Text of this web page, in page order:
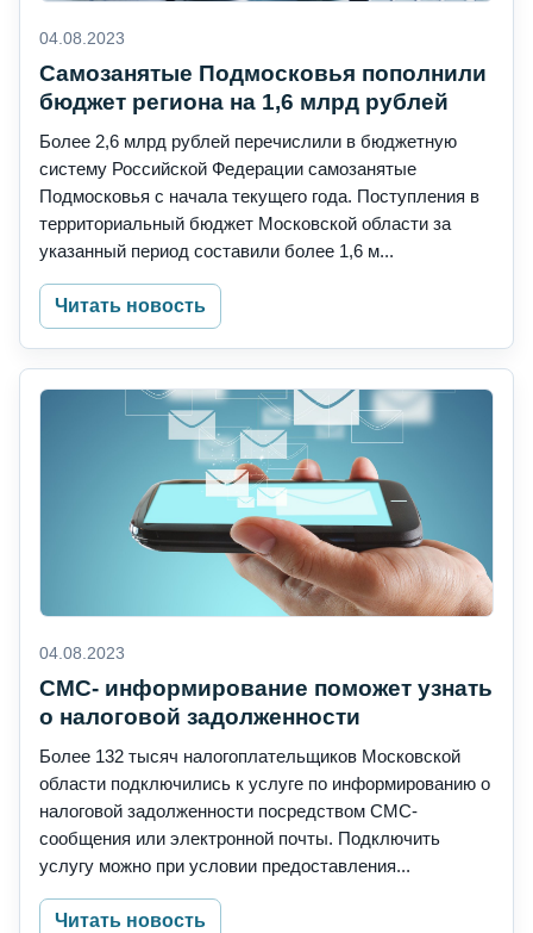
04.08.2023
Самозанятые Подмосковья пополнили
бюджет региона на 1,6 млрд рублей
Более 2,6 млрд рублей перечислили в бюджетную
систему Российской Федерации самозанятые
Подмосковья с начала текущего года. Поступления в
территориальный бюджет Московской области за
указанный период составили более 1,6 м...
Читать новость
04.08.2023
СМС- информирование поможет узнать
о налоговой задолженности
Более 132 тысяч налогоплательщиков Московской
области подключились к услуге по информированию о
налоговой задолженности посредством СМС-
сообщения или электронной почты. Подключить
услугу можно при условии предоставления...
Читать новость